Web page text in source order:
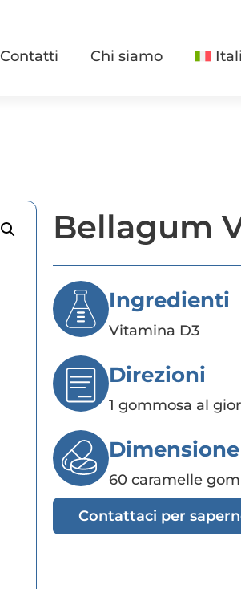
Contatti Chi siamo
Bellagum
Ingredienti
Vitamina D3
Direzioni
1 gommosa al
Dimensione
60 caramelle
Contattaci per